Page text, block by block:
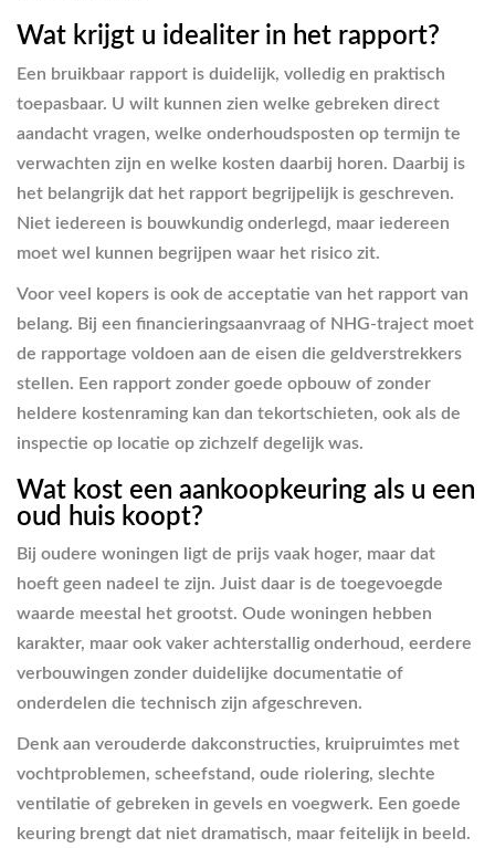
Wat krijgt u idealiter in het rapport?
Een bruikbaar rapport is duidelijk, volledig en praktisch
toepasbaar. U wilt kunnen zien welke gebreken direct
aandacht vragen, welke onderhoudsposten op termijn te
verwachten zijn en welke kosten daarbij horen. Daarbij is
het belangrijk dat het rapport begrijpelijk is geschreven.
Niet iedereen is bouwkundig onderlegd, maar iedereen
moet wel kunnen begrijpen waar het risico zit.
Voor veel kopers is ook de acceptatie van het rapport van
belang. Bij een financieringsaanvraag of NHG-traject moet
de rapportage voldoen aan de eisen die geldverstrekkers
stellen. Een rapport zonder goede opbouw of zonder
heldere kostenraming kan dan tekortschieten, ook als de
inspectie op locatie op zichzelf degelijk was.
Wat kost een aankoopkeuring als u een
oud huis koopt?
Bij oudere woningen ligt de prijs vaak hoger, maar dat
hoeft geen nadeel te zijn. Juist daar is de toegevoegde
waarde meestal het grootst. Oude woningen hebben
karakter, maar ook vaker achterstallig onderhoud, eerdere
verbouwingen zonder duidelijke documentatie of
onderdelen die technisch zijn afgeschreven.
Denk aan verouderde dakconstructies, kruipruimtes met
vochtproblemen, scheefstand, oude riolering, slechte
ventilatie of gebreken in gevels en voegwerk. Een goede
keuring brengt dat niet dramatisch, maar feitelijk in beeld.